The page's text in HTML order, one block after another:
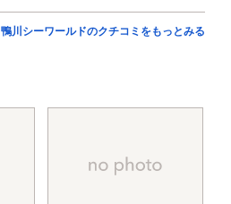
鴨川シーワールドのクチコミをもっとみる